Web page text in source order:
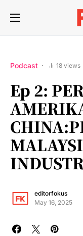
Podcast 18 views
Ep 2:
editorfokus
May 16, 2025